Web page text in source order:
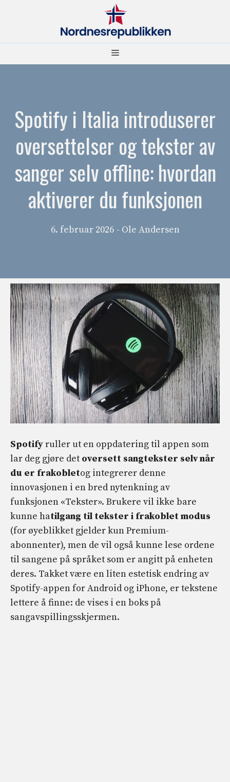
Meny
Spotify i Italia introduserer
oversettelser og tekster av
sanger selv offline: hvordan
aktiverer du funksjonen
6. februar 2026 - Ole Andersen
Spotifyruller ut en oppdatering til appen som
lar deg gjøre det oversett sangtekster selv når
du er frakobletog integrerer denne
innovasjonen i en bred nytenkning av
funksjonen «Tekster». Brukere vil ikke bare
kunne hatilgang til tekster i frakoblet modus
(for øyeblikket gjelder kun Premium-
abonnenter), men de vil også kunne lese ordene
til sangene på språket som er angitt på enheten
deres. Takket være en liten estetisk endring av
Spotify-appen for Android og iPhone, er tekstene
lettere å finne: de vises i en boks på
sangavspillingsskjermen.